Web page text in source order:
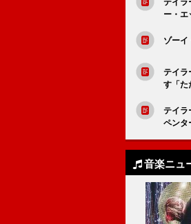
ー・エ
ゾーイ
テイラ
す「た
テイラ
ペンタ
音楽ニュ